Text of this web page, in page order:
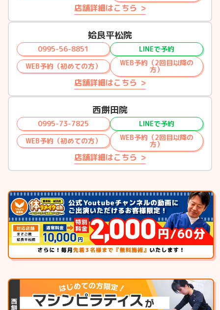
店舗詳細はこちら
姶良平松院
0995-56-8851
LINEで予約
WEB予約（初めての方）
WEB予約（2回目以降の
方）
店舗詳細はこちら
西餅田院
0995-73-7825
LINEで予約
WEB予約（初めての方）
WEB予約（2回目以降の
方）
店舗詳細はこちら